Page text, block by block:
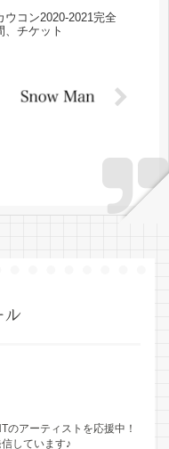
ウコン2020-2021完全
、チケット
のアーティストを応援中！
しています♪